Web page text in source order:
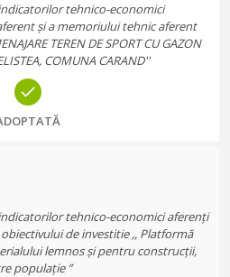
tehnico-economici
și a memoriului tehnic aferent
TEREN DE SPORT CU GAZON
COMUNA CARAND''
tehnico-economici aferenți
de investitie ,, Platformă
lemnos și pentru construcții,
populație ”